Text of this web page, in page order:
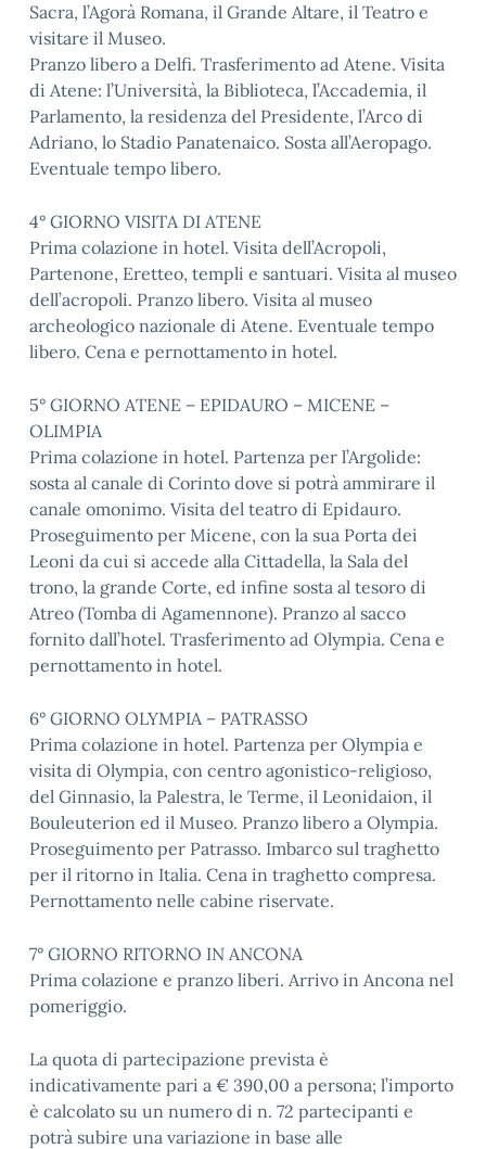
Sacra, l’Agorà Romana, il Grande Altare, il Teatro e
visitare il Museo.
Pranzo libero a Delfi. Trasferimento ad Atene. Visita
di Atene: l’Università, la Biblioteca, l’Accademia, il
Parlamento, la residenza del Presidente, l’Arco di
Adriano, lo Stadio Panatenaico. Sosta all’Aeropago.
Eventuale tempo libero.
4° GIORNO VISITA DI ATENE
Prima colazione in hotel. Visita dell’Acropoli,
Partenone, Eretteo, templi e santuari. Visita al museo
dell’acropoli. Pranzo libero. Visita al museo
archeologico nazionale di Atene. Eventuale tempo
libero. Cena e pernottamento in hotel.
5° GIORNO ATENE – EPIDAURO – MICENE –
OLIMPIA
Prima colazione in hotel. Partenza per l’Argolide:
sosta al canale di Corinto dove si potrà ammirare il
canale omonimo. Visita del teatro di Epidauro.
Proseguimento per Micene, con la sua Porta dei
Leoni da cui si accede alla Cittadella, la Sala del
trono, la grande Corte, ed infine sosta al tesoro di
Atreo (Tomba di Agamennone). Pranzo al sacco
fornito dall’hotel. Trasferimento ad Olympia. Cena e
pernottamento in hotel.
6° GIORNO OLYMPIA – PATRASSO
Prima colazione in hotel. Partenza per Olympia e
visita di Olympia, con centro agonistico-religioso,
del Ginnasio, la Palestra, le Terme, il Leonidaion, il
Bouleuterion ed il Museo. Pranzo libero a Olympia.
Proseguimento per Patrasso. Imbarco sul traghetto
per il ritorno in Italia. Cena in traghetto compresa.
Pernottamento nelle cabine riservate.
7° GIORNO RITORNO IN ANCONA
Prima colazione e pranzo liberi. Arrivo in Ancona nel
pomeriggio.
La quota di partecipazione prevista è
indicativamente pari a € 390,00 a persona; l’importo
è calcolato su un numero di n. 72 partecipanti e
potrà subire una variazione in base alle